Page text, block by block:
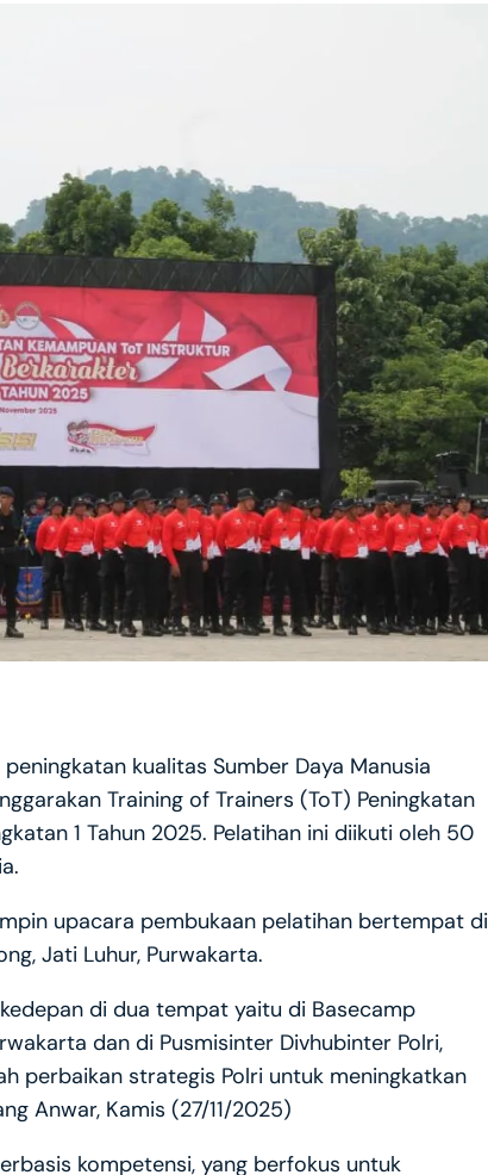
kualitas Sumber Daya Manusia
Training of Trainers (ToT) Peningkatan
1 Tahun 2025. Pelatihan ini diikuti oleh 50
upacara pembukaan pelatihan bertempat di
Jati Luhur, Purwakarta.
di dua tempat yaitu di Basecamp
dan di Pusmisinter Divhubinter Polri,
perbaikan strategis Polri untuk meningkatkan
Anwar, Kamis (27/11/2025)
kompetensi, yang berfokus untuk